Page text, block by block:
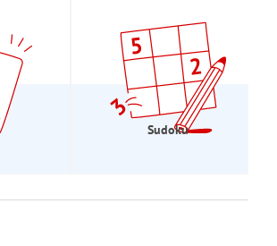
Sudoku